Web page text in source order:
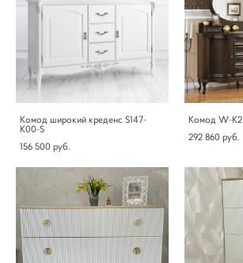
Комод широкий креденс S147-
K00-S
156 500 pуб.
Комод W-
292 860 pуб.